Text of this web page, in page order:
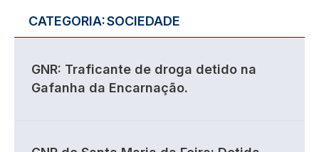
CATEGORIA:SOCIEDADE
GNR: Traficante de droga detido na
Gafanha da Encarnação.